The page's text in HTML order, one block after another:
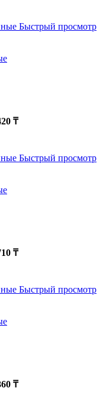
Быстрый просмотр
₸
Быстрый просмотр
₸
Быстрый просмотр
₸